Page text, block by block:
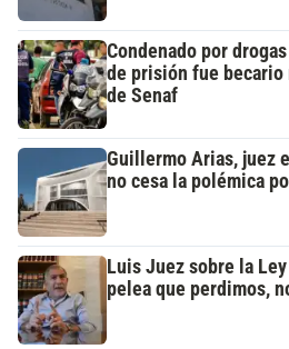
Condenado por
de prisión fue
de Senaf
Guillermo Arias, juez
no cesa la polémica
Luis Juez sobre la
pelea que perdimos,